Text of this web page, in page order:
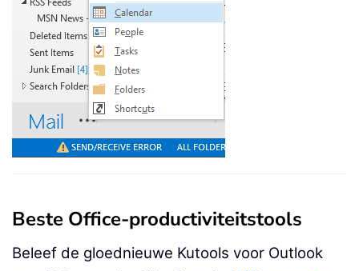
Beste Office-productiviteitstools
Beleef de gloednieuwe Kutools voor Outlook